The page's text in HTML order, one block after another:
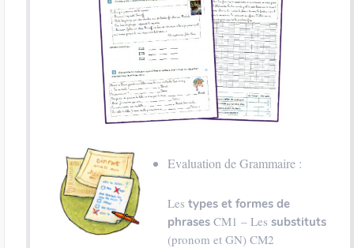
Evaluation de Grammaire :
Les types et formes de
phrases CM1 – Les substituts
(pronom et GN) CM2